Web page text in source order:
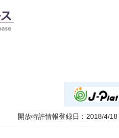
開放特許情報登録日： 2018/4/18